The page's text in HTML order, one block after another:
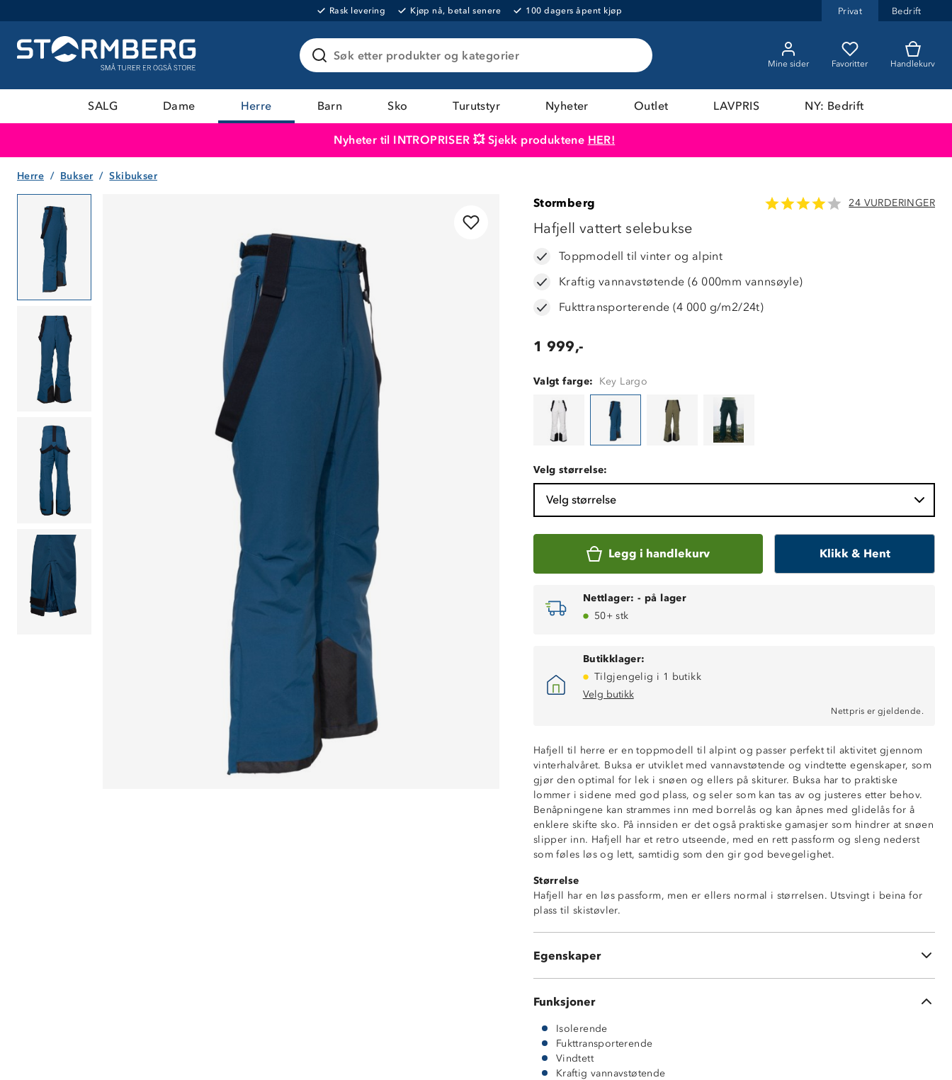
Rask levering Kjøp nå, betal senere 100 dagers åpent kjøp Privat Bedrift
Søk etter produkter og kategorier
Mine sider Favoritter Handlekurv
SALG Dame Herre Barn Sko Turutstyr Nyheter Outlet LAVPRIS NY: Bedrift
Nyheter til INTROPRISER 💥 Sjekk produktene HER!
Herre Bukser Skibukser
Stormberg 24 VURDERINGER
Hafjell vattert selebukse
Toppmodell til vinter og alpint
Kraftig vannavstøtende (6 000mm vannsøyle)
Fukttransporterende (4 000 g/m2/24t)
1 999,-
Valgt farge: Key Largo
Velg størrelse:
Velg størrelse
Legg i handlekurv Klikk & Hent
Nettlager: - på lager
50+ stk
Butikklager:
Tilgjengelig i 1 butikk
Velg butikk
Nettpris er gjeldende.
Hafjell til herre er en toppmodell til alpint og passer perfekt til aktivitet gjennom
vinterhalvåret. Buksa er utviklet med vannavstøtende og vindtette egenskaper, som
gjør den optimal for lek i snøen og ellers på skiturer. Buksa har to praktiske
lommer i sidene med god plass, og seler som kan tas av og justeres etter behov.
Benåpningene kan strammes inn med borrelås og kan åpnes med glidelås for å
enklere skifte sko. På innsiden er det også praktiske gamasjer som hindrer at snøen
slipper inn. Hafjell har et retro utseende, med en rett passform og sleng nederst
som føles løs og lett, samtidig som den gir god bevegelighet.
Størrelse
Hafjell har en løs passform, men er ellers normal i størrelsen. Utsvingt i beina for
plass til skistøvler.
Egenskaper
Toppmodell til vinter og alpint
Kraftig vannavstøtende (6 000mm vannsøyle)
Fukttransporterende (4 000 g/m2/24t)
Vindtett
Isolerende
YKK-glidelåser
To sidelommer med glidelås
To trykknapper i front med borrelås
Forsterkninger på innsiden av beina
Glidelåsåpning nederst i beina for skoskift
Funksjoner
Isolerende
Fukttransporterende
Vindtett
Kraftig vannavstøtende